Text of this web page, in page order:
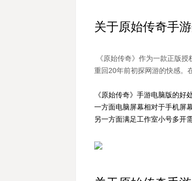
关于原始传奇手
《原始传奇》作为一款正版
重回20年前初探网游的快感。
《原始传奇》手游电脑版的好
一方面电脑屏幕相对于手机屏
另一方面满足工作室小号多开